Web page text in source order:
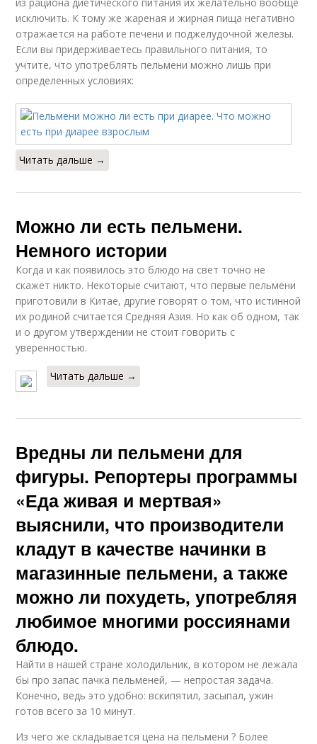
исключить. К тому же жареная и жирная пища негативно
отражается на работе печени и поджелудочной железы.
Если вы придерживаетесь правильного питания, то
учтите, что употреблять пельмени можно лишь при
определенных условиях:
Читать дальше →
Можно ли есть пельмени.
Немного истории
Когда и как появилось это блюдо на свет точно не
скажет никто. Некоторые считают, что первые пельмени
приготовили в Китае, другие говорят о том, что истинной
их родиной считается Средняя Азия. Но как об одном, так
и о другом утверждении не стоит говорить с
уверенностью.
Читать дальше →
Вредны ли пельмени для
фигуры. Репортеры программы
«Еда живая и мертвая»
выяснили, что производители
кладут в качестве начинки в
магазинные пельмени, а также
можно ли похудеть, употребляя
любимое многими россиянами
блюдо.
Найти в нашей стране холодильник, в котором не лежала
бы про запас пачка пельменей, — непростая задача.
Конечно, ведь это удобно: вскипятил, засыпал, ужин
готов всего за 10 минут.
Из чего же складывается цена на пельмени ? Более